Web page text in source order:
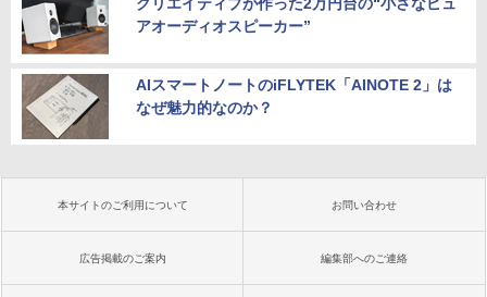
クリエイティブが作った2万円台の“小さなピュ
アオーディオスピーカー”
AIスマートノートのiFLYTEK「AINOTE 2」は
なぜ魅力的なのか？
本サイトのご利用について お問い合わせ
広告掲載のご案内 編集部へのご連絡